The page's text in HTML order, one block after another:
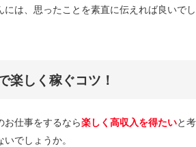
は、思ったことを素直に伝えれば良いでし
楽しく稼ぐコツ！
仕事をするなら楽しく高収入を得たいと考
でしょうか。